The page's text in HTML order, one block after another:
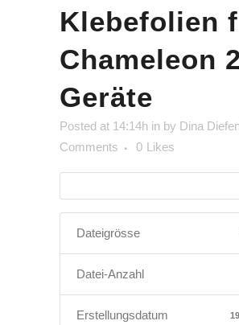
Klebefolien
Chameleon
Geräte
Posted at 14:14h in by Dina
Comments
0 Likes
Dateigrösse
Datei-Anzahl
Erstellungsdatum